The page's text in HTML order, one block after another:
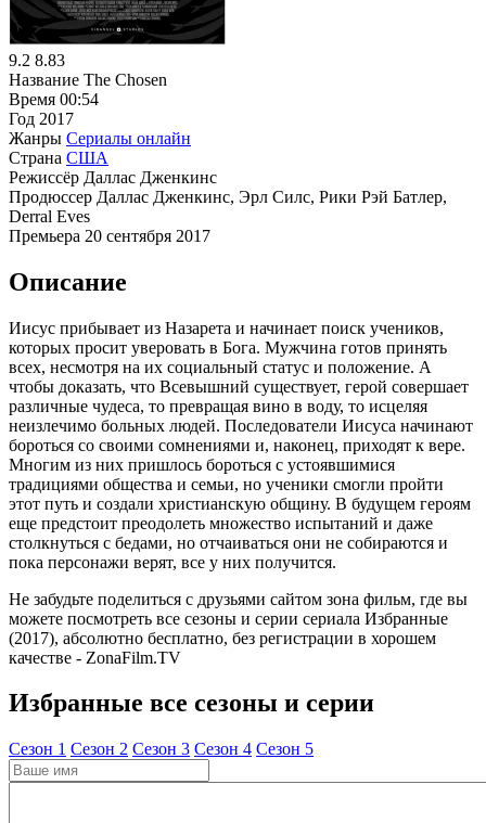
9.2 8.83
Название The Chosen
Время 00:54
Год 2017
Жанры Сериалы онлайн
Страна США
Режиссёр Даллас Дженкинс
Продюссер Даллас Дженкинс, Эрл Силс, Рики Рэй Батлер,
Derral Eves
Премьера 20 сентября 2017
Описание
Иисус прибывает из Назарета и начинает поиск учеников,
которых просит уверовать в Бога. Мужчина готов принять
всех, несмотря на их социальный статус и положение. А
чтобы доказать, что Всевышний существует, герой совершает
различные чудеса, то превращая вино в воду, то исцеляя
неизлечимо больных людей. Последователи Иисуса начинают
бороться со своими сомнениями и, наконец, приходят к вере.
Многим из них пришлось бороться с устоявшимися
традициями общества и семьи, но ученики смогли пройти
этот путь и создали христианскую общину. В будущем героям
еще предстоит преодолеть множество испытаний и даже
столкнуться с бедами, но отчаиваться они не собираются и
пока персонажи верят, все у них получится.
Не забудьте поделиться с друзьями сайтом зона фильм, где вы
можете посмотреть все сезоны и серии сериала Избранные
(2017), абсолютно бесплатно, без регистрации в хорошем
качестве - ZonaFilm.TV
Избранные все сезоны и серии
Cезон 1 Cезон 2 Cезон 3 Cезон 4 Cезон 5